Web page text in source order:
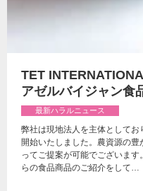
TET
アゼルバイジャン食
最新ハラルニュース
弊社は現地法人を主体として
開始いたしました。農資源の
ってご提案が可能でございま
らの食品商品のご紹介をして…